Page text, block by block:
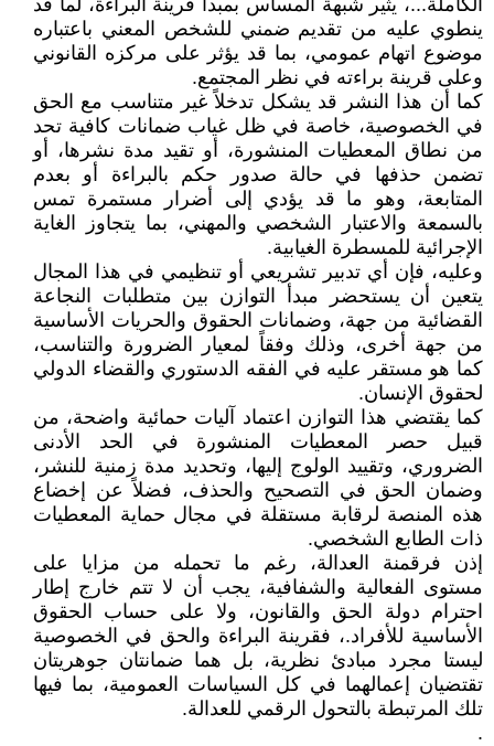
الكاملة...، يثير شبهة المساس بمبدأ قرينة البراءة، لما قد
ينطوي عليه من تقديم ضمني للشخص المعني باعتباره
موضوع اتهام عمومي، بما قد يؤثر على مركزه القانوني
وعلى قرينة براءته في نظر المجتمع.
كما أن هذا النشر قد يشكل تدخلاً غير متناسب مع الحق
في الخصوصية، خاصة في ظل غياب ضمانات كافية تحد
من نطاق المعطيات المنشورة، أو تقيد مدة نشرها، أو
تضمن حذفها في حالة صدور حكم بالبراءة أو بعدم
المتابعة، وهو ما قد يؤدي إلى أضرار مستمرة تمس
بالسمعة والاعتبار الشخصي والمهني، بما يتجاوز الغاية
الإجرائية للمسطرة الغيابية.
وعليه، فإن أي تدبير تشريعي أو تنظيمي في هذا المجال
يتعين أن يستحضر مبدأ التوازن بين متطلبات النجاعة
القضائية من جهة، وضمانات الحقوق والحريات الأساسية
من جهة أخرى، وذلك وفقاً لمعيار الضرورة والتناسب،
كما هو مستقر عليه في الفقه الدستوري والقضاء الدولي
لحقوق الإنسان.
كما يقتضي هذا التوازن اعتماد آليات حمائية واضحة، من
قبيل حصر المعطيات المنشورة في الحد الأدنى
الضروري، وتقييد الولوج إليها، وتحديد مدة زمنية للنشر،
وضمان الحق في التصحيح والحذف، فضلاً عن إخضاع
هذه المنصة لرقابة مستقلة في مجال حماية المعطيات
ذات الطابع الشخصي.
إذن فرقمنة العدالة، رغم ما تحمله من مزايا على
مستوى الفعالية والشفافية، يجب أن لا تتم خارج إطار
احترام دولة الحق والقانون، ولا على حساب الحقوق
الأساسية للأفراد.، فقرينة البراءة والحق في الخصوصية
ليستا مجرد مبادئ نظرية، بل هما ضمانتان جوهريتان
تقتضيان إعمالهما في كل السياسات العمومية، بما فيها
تلك المرتبطة بالتحول الرقمي للعدالة.
.